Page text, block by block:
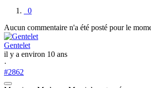
0
Aucun commentaire n'a été posté pour le
Gentelet
il y a environ 10 ans
·
#2862